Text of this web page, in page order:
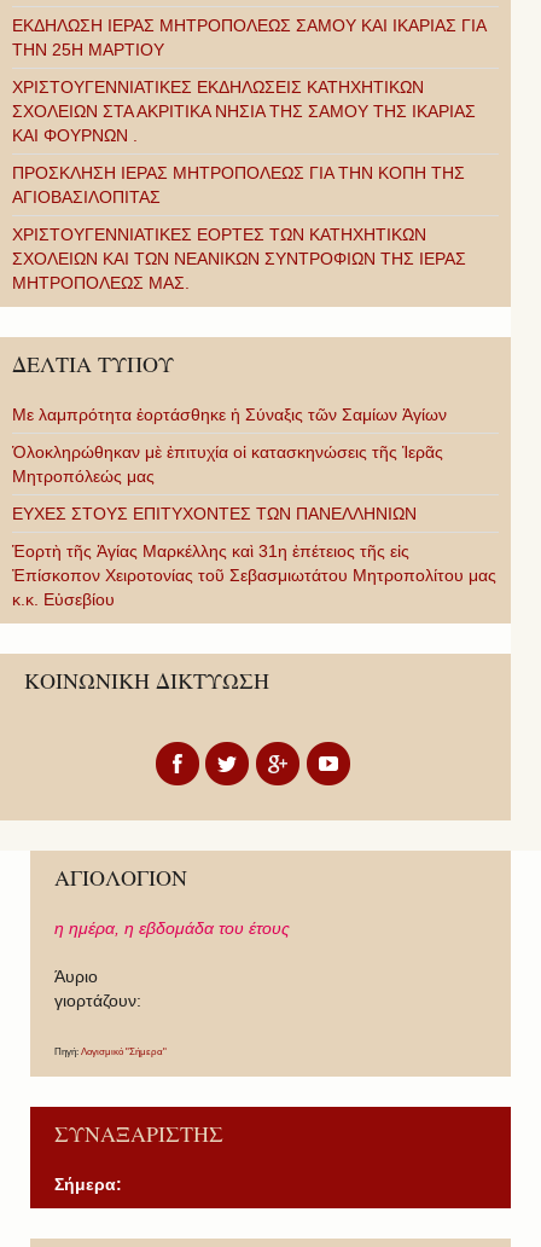
ΕΚΔΗΛΩΣΗ ΙΕΡΑΣ ΜΗΤΡΟΠΟΛΕΩΣ ΣΑΜΟΥ ΚΑΙ ΙΚΑΡΙΑΣ ΓΙΑ
ΤΗΝ 25Η ΜΑΡΤΙΟΥ
ΧΡΙΣΤΟΥΓΕΝΝΙΑΤΙΚΕΣ ΕΚΔΗΛΩΣΕΙΣ ΚΑΤΗΧΗΤΙΚΩΝ
ΣΧΟΛΕΙΩΝ ΣΤΑ ΑΚΡΙΤΙΚΑ ΝΗΣΙΑ ΤΗΣ ΣΑΜΟΥ ΤΗΣ ΙΚΑΡΙΑΣ
ΚΑΙ ΦΟΥΡΝΩΝ .
ΠΡΟΣΚΛΗΣΗ ΙΕΡΑΣ ΜΗΤΡΟΠΟΛΕΩΣ ΓΙΑ ΤΗΝ ΚΟΠΗ ΤΗΣ
ΑΓΙΟΒΑΣΙΛΟΠΙΤΑΣ
ΧΡΙΣΤΟΥΓΕΝΝΙΑΤΙΚΕΣ ΕΟΡΤΕΣ ΤΩΝ ΚΑΤΗΧΗΤΙΚΩΝ
ΣΧΟΛΕΙΩΝ ΚΑΙ ΤΩΝ ΝΕΑΝΙΚΩΝ ΣΥΝΤΡΟΦΙΩΝ ΤΗΣ ΙΕΡΑΣ
ΜΗΤΡΟΠΟΛΕΩΣ ΜΑΣ.
ΔΕΛΤΙΑ ΤΥΠΟΥ
Με λαμπρότητα ἑορτάσθηκε ἡ Σύναξις τῶν Σαμίων Ἁγίων
Ὁλοκληρώθηκαν μὲ ἐπιτυχία οἱ κατασκηνώσεις τῆς Ἱερᾶς
Μητροπόλεώς μας
ΕΥΧΕΣ ΣΤΟΥΣ ΕΠΙΤΥΧΟΝΤΕΣ ΤΩΝ ΠΑΝΕΛΛΗΝΙΩΝ
Ἑορτὴ τῆς Ἁγίας Μαρκέλλης καὶ 31η ἐπέτειος τῆς εἰς
Ἐπίσκοπον Χειροτονίας τοῦ Σεβασμιωτάτου Μητροπολίτου μας
κ.κ. Εὐσεβίου
ΚΟΙΝΩΝΙΚΗ ΔΙΚΤΥΩΣΗ
ΑΓΙΟΛΟΓΙΟΝ
η ημέρα, η εβδομάδα του έτους
Άυριο
γιορτάζουν:
Πηγή: Λογισμικό "Σήμερα"
ΣΥΝΑΞΑΡΙΣΤΗΣ
Σήμερα:
P PN N